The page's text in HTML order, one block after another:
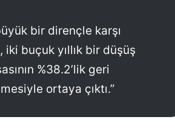
bir dirençle karşı
buçuk yıllık bir düşüş
%38.2’lik geri
ortaya çıktı.”